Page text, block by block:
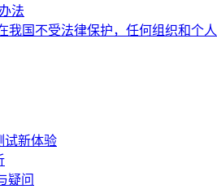
法
国不受法律保护，任何组织和个
试新体验
疑问